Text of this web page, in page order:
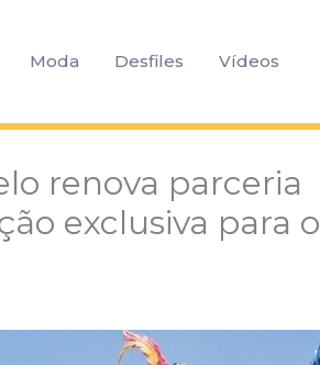
Moda Desfiles Vídeos
renova parceria
exclusiva para o